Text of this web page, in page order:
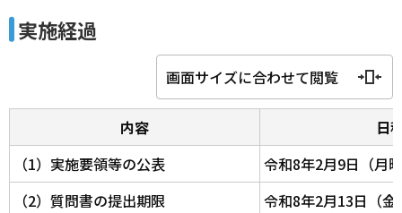
実施経過
画面サイズに合わせて閲覧
内容
日
（1）実施要領等の公表
令和8年2月9日（月
（2）質問書の提出期限
令和8年2月13日（